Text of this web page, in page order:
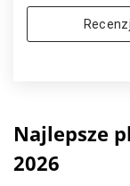
Najlepsze
2026